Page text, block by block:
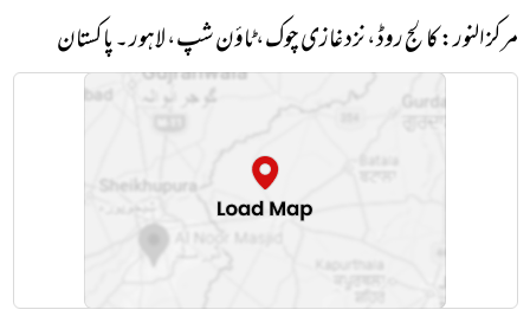
مرکز النور: کالج روڈ، نزد غازی چوک، ٹاؤن شپ، لاہور ۔ پاکستان